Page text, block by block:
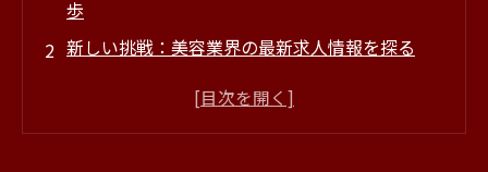
歩
新しい挑戦：美容業界の最新求人情報を探る
職場環境の真実：美容室でのリアルな働き方